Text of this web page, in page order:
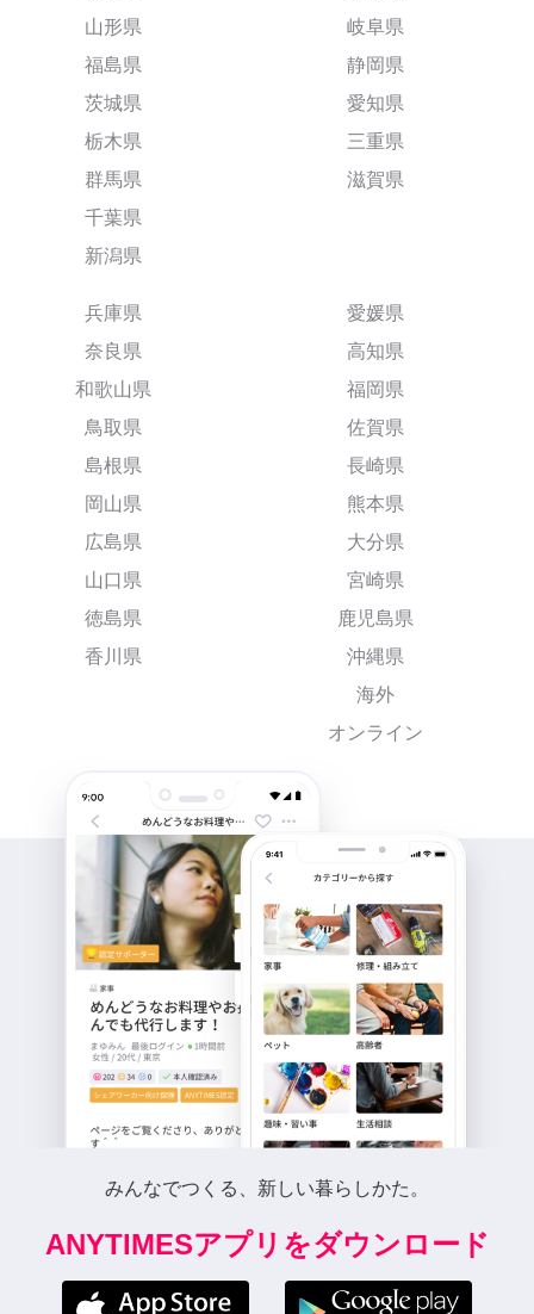
山形県
福島県
茨城県
栃木県
群馬県
千葉県
新潟県
岐阜県
静岡県
愛知県
三重県
滋賀県
兵庫県
奈良県
和歌山県
鳥取県
島根県
岡山県
広島県
山口県
徳島県
香川県
愛媛県
高知県
福岡県
佐賀県
長崎県
熊本県
大分県
宮崎県
鹿児島県
沖縄県
海外
オンライン
みんなでつくる、新しい暮らしかた。
ANYTIMESアプリをダウンロード